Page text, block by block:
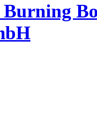
Burning